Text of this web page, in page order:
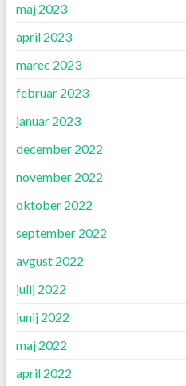
maj 2023
april 2023
marec 2023
februar 2023
januar 2023
december 2022
november 2022
oktober 2022
september 2022
avgust 2022
julij 2022
junij 2022
maj 2022
april 2022